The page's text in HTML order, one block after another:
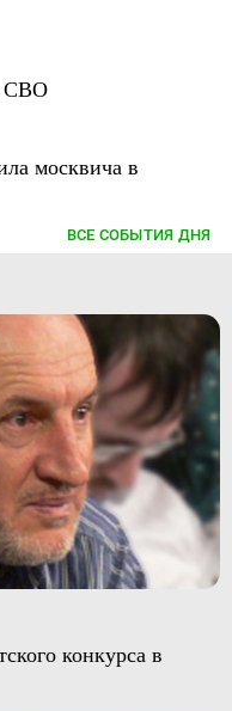
СВО
москвича в
ВСЕ СОБЫТИЯ ДНЯ
конкурса в